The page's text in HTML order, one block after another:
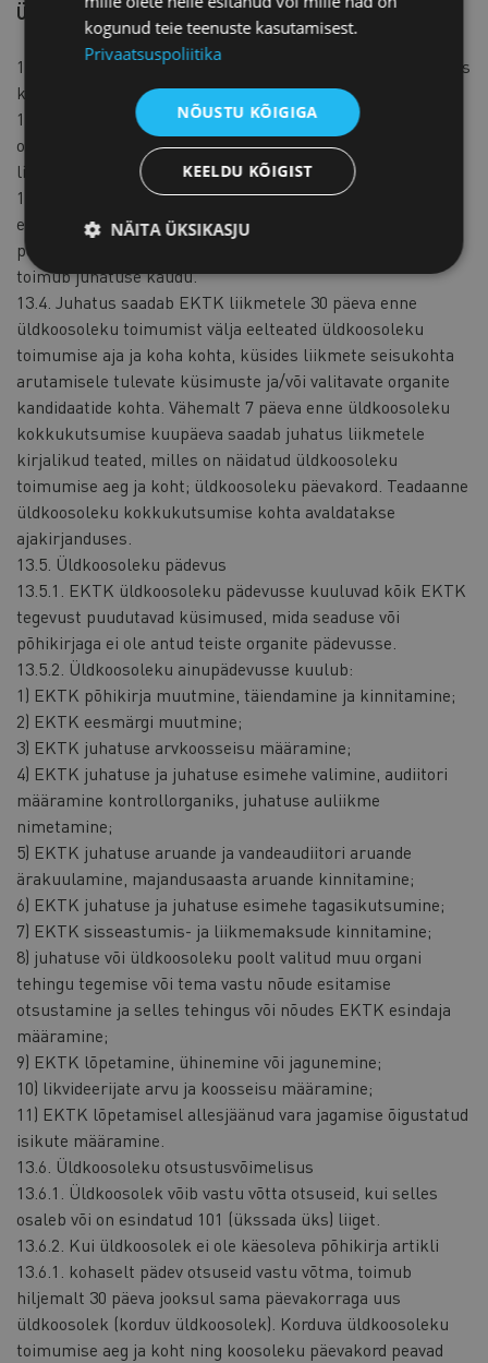
Üldkoosolek
13.1. EKTK liikmete korralise üldkoosoleku kutsub juhatus
kokku vähemalt üks kord aastas.
13.2. Erakorralise üldkoosoleku kutsub juhatus kokku
omal algatusel või audiitori või vähemalt 1/10 EKTK
liikmete kirjalikul motiveeritud nõudmisel.
13.3. Üldkoosolekul arutamisele kuuluvad küsimused
esitab juhatus. EKTK liikmete, peadirektori ja audiitori
poolt üldkoosolekule küsimuste arutamiseks esitamine
toimub juhatuse kaudu.
13.4. Juhatus saadab EKTK liikmetele 30 päeva enne
üldkoosoleku toimumist välja eelteated üldkoosoleku
toimumise aja ja koha kohta, küsides liikmete seisukohta
arutamisele tulevate küsimuste ja/või valitavate organite
kandidaatide kohta. Vähemalt 7 päeva enne üldkoosoleku
kokkukutsumise kuupäeva saadab juhatus liikmetele
kirjalikud teated, milles on näidatud üldkoosoleku
toimumise aeg ja koht; üldkoosoleku päevakord. Teadaanne
üldkoosoleku kokkukutsumise kohta avaldatakse
ajakirjanduses.
13.5. Üldkoosoleku pädevus
13.5.1. EKTK üldkoosoleku pädevusse kuuluvad kõik EKTK
tegevust puudutavad küsimused, mida seaduse või
põhikirjaga ei ole antud teiste organite pädevusse.
13.5.2. Üldkoosoleku ainupädevusse kuulub:
1) EKTK põhikirja muutmine, täiendamine ja kinnitamine;
2) EKTK eesmärgi muutmine;
3) EKTK juhatuse arvkoosseisu määramine;
4) EKTK juhatuse ja juhatuse esimehe valimine, audiitori
määramine kontrollorganiks, juhatuse auliikme
nimetamine;
5) EKTK juhatuse aruande ja vandeaudiitori aruande
ärakuulamine, majandusaasta aruande kinnitamine;
6) EKTK juhatuse ja juhatuse esimehe tagasikutsumine;
7) EKTK sisseastumis- ja liikmemaksude kinnitamine;
8) juhatuse või üldkoosoleku poolt valitud muu organi
tehingu tegemise või tema vastu nõude esitamise
otsustamine ja selles tehingus või nõudes EKTK esindaja
määramine;
9) EKTK lõpetamine, ühinemine või jagunemine;
10) likvideerijate arvu ja koosseisu määramine;
11) EKTK lõpetamisel allesjäänud vara jagamise õigustatud
isikute määramine.
13.6. Üldkoosoleku otsustusvõimelisus
13.6.1. Üldkoosolek võib vastu võtta otsuseid, kui selles
osaleb või on esindatud 101 (ükssada üks) liiget.
13.6.2. Kui üldkoosolek ei ole käesoleva põhikirja artikli
13.6.1. kohaselt pädev otsuseid vastu võtma, toimub
hiljemalt 30 päeva jooksul sama päevakorraga uus
üldkoosolek (korduv üldkoosolek). Korduva üldkoosoleku
toimumise aeg ja koht ning koosoleku päevakord peavad
kogunud teie teenuste kasutamisest.
Privaatsuspoliitika
NÕUSTU KÕIGIGA
KEELDU KÕIGIST
NÄITA ÜKSIKASJU